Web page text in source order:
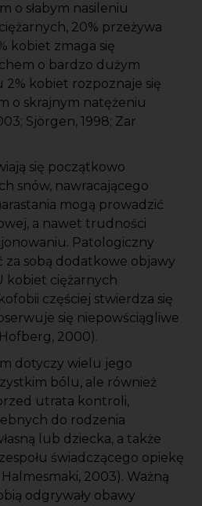
o słabym nasileniu
20% przeżywa
kobiet zmaga się
o bardzo dużym
2% kobiet rozpoznaje się
o skrajnym natężeniu
Sjörgen, 1998; Zar
się początkowo
snów, nawracającego
mogą prowadzić
a nawet trudności
Patologiczny
za sobą dodatkowe objawy
kobiet ciężarnych
częściej stwierdza się
się niepowściągliwe
2000).
dotyczy wielu jego
bólu, ale również
utrata kontroli,
do rodzenia
lub dziecka, a także
świadczącego opiekę
Halmesmaki, 2003). Ważną
odgrywały obawy